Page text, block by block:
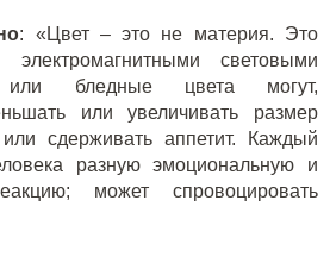
: «Цвет – это не материя. Это
электромагнитными световыми
бледные цвета могут,
или увеличивать размер
сдерживать аппетит. Каждый
разную эмоциональную и
может спровоцировать